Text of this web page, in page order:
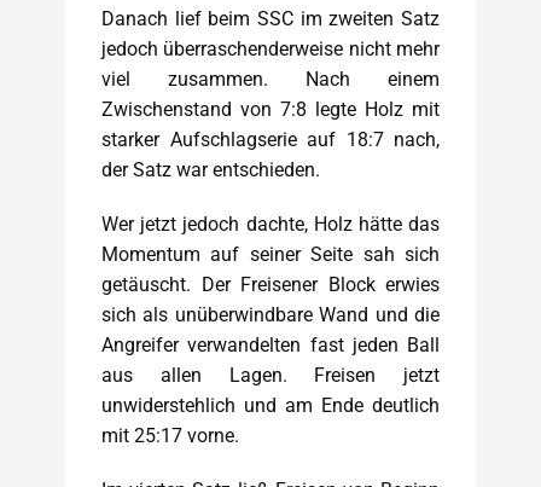
Danach lief beim SSC im zweiten Satz
jedoch überraschenderweise nicht mehr
viel zusammen. Nach einem
Zwischenstand von 7:8 legte Holz mit
starker Aufschlagserie auf 18:7 nach,
der Satz war entschieden.
Wer jetzt jedoch dachte, Holz hätte das
Momentum auf seiner Seite sah sich
getäuscht. Der Freisener Block erwies
sich als unüberwindbare Wand und die
Angreifer verwandelten fast jeden Ball
aus allen Lagen. Freisen jetzt
unwiderstehlich und am Ende deutlich
mit 25:17 vorne.